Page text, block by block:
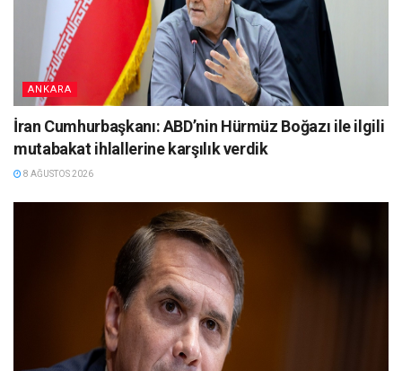
ANKARA
İran Cumhurbaşkanı: ABD’nin Hürmüz Boğazı ile ilgili
mutabakat ihlallerine karşılık verdik
8 AĞUSTOS 2026